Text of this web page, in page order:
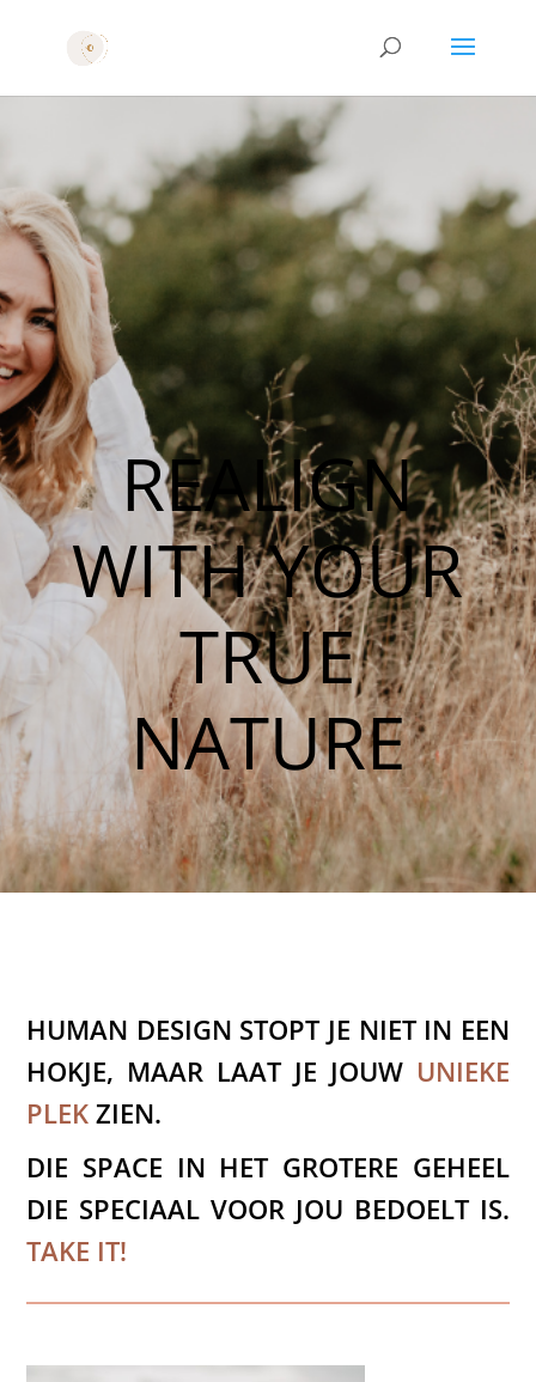
REALIGN
WITH YOUR
TRUE
NATURE
HUMAN DESIGN STOPT JE NIET IN EEN
HOKJE, MAAR LAAT JE JOUW UNIEKE
PLEK ZIEN.
DIE SPACE IN HET GROTERE GEHEEL
DIE SPECIAAL VOOR JOU BEDOELT IS.
TAKE IT!